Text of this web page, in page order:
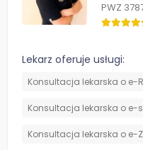
PWZ
Lekarz oferuje usługi:
Konsultacja lekarska o e-
Konsultacja lekarska o
Konsultacja lekarska o